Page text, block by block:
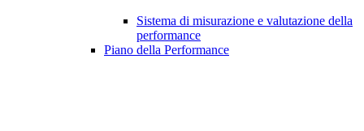
Sistema di misurazione e valutazione della
performance
Piano della Performance